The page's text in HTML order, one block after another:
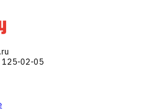
125-02-05